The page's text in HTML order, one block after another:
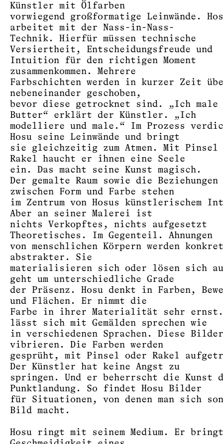
Künstler mit Ölfarben
vorwiegend großformatige Leinwände.
arbeitet mit der Nass-in-Nass-
Technik. Hierfür müssen technische
Versiertheit, Entscheidungsfreude und
Intuition für den richtigen Moment
zusammenkommen. Mehrere
Farbschichten werden in kurzer Zeit
nebeneinander geschoben,
bevor diese getrocknet sind. „Ich
Butter“ erklärt der Künstler. „Ich
modelliere und male.“ Im Prozess
Hosu seine Leinwände und bringt
sie gleichzeitig zum Atmen. Mit Pinsel
Rakel haucht er ihnen eine Seele
ein. Das macht seine Kunst magisch.
Der gemalte Raum sowie die Beziehungen
zwischen Form und Farbe stehen
im Zentrum von Hosus künstlerischem
Aber an seiner Malerei ist
nichts Verkopftes, nichts aufgesetzt
Theoretisches. Im Gegenteil. Ahnungen
von menschlichen Körpern werden
abstrakter. Sie
materialisieren sich oder lösen sich
geht um unterschiedliche Grade
der Präsenz. Hosu denkt in Farben,
und Flächen. Er nimmt die
Farbe in ihrer Materialität sehr ernst.
lässt sich mit Gemälden sprechen wie
in verschiedenen Sprachen. Diese Bilder
vibrieren. Die Farben werden
gesprüht, mit Pinsel oder Rakel
Der Künstler hat keine Angst zu
springen. Und er beherrscht die Kunst
Punktlandung. So findet Hosu Bilder
für Situationen, von denen man sich
Bild macht.
Hosu ringt mit seinem Medium. Er